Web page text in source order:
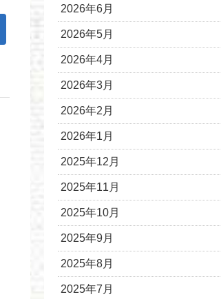
2026年6月
2026年5月
2026年4月
2026年3月
2026年2月
2026年1月
2025年12月
2025年11月
2025年10月
2025年9月
2025年8月
2025年7月